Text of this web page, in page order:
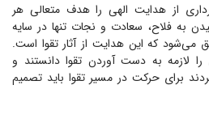
از هدایت الهی را هدف متعالی هر
به فلاح، سعادت و نجات تنها در سایه
که این هدایت از آثار تقوا است.
را لازمه به دست آوردن تقوا دانستند و
برای حرکت در مسیر تقوا باید تصمیم